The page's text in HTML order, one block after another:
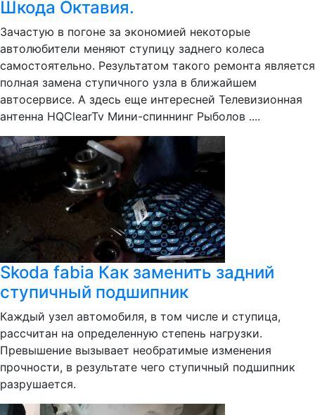
Шкода Октавия.
Зачастую в погоне за экономией некоторые
автолюбители меняют ступицу заднего колеса
самостоятельно. Результатом такого ремонта является
полная замена ступичного узла в ближайшем
автосервисе. А здесь еще интересней Телевизионная
антенна HQClearTv Мини-спиннинг Рыболов ....
Skoda fabia Как заменить задний
ступичный подшипник
Каждый узел автомобиля, в том числе и ступица,
рассчитан на определенную степень нагрузки.
Превышение вызывает необратимые изменения
прочности, в результате чего ступичный подшипник
разрушается.